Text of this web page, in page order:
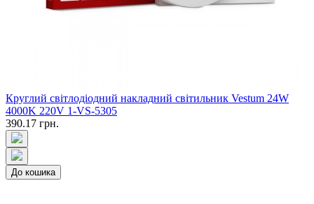
Круглий світлодіодний накладний світильник Vestum 24W
4000K 220V 1-VS-5305
390.17 грн.
До кошика